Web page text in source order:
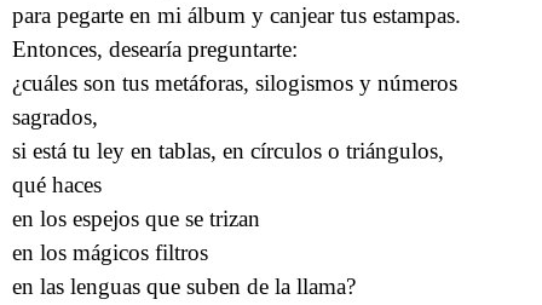
para pegarte en mi álbum y canjear tus estampas.
Entonces, desearía preguntarte:
¿cuáles son tus metáforas, silogismos y números
sagrados,
si está tu ley en tablas, en círculos o triángulos,
qué haces
en los espejos que se trizan
en los mágicos filtros
en las lenguas que suben de la llama?